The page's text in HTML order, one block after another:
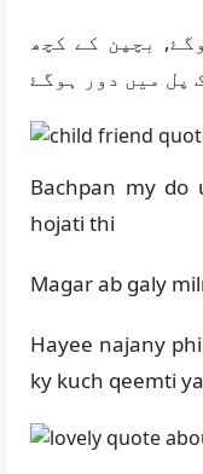
بچپن کے کچھ
پل میں دور ہوگۓ
Bachpan my do
hojati thi
Magar ab galy
Hayee najany
ky kuch qeemti